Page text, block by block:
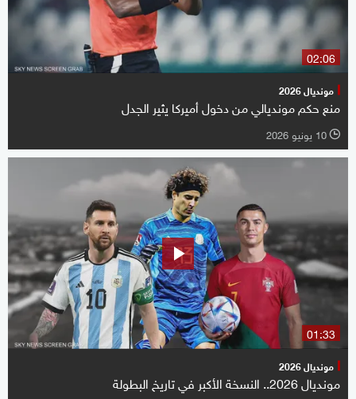
02:06
مونديال 2026
منع حكم مونديالي من دخول أميركا يثير الجدل
l 10 يونيو 2026
01:33
مونديال 2026
مونديال 2026.. النسخة الأكبر في تاريخ البطولة